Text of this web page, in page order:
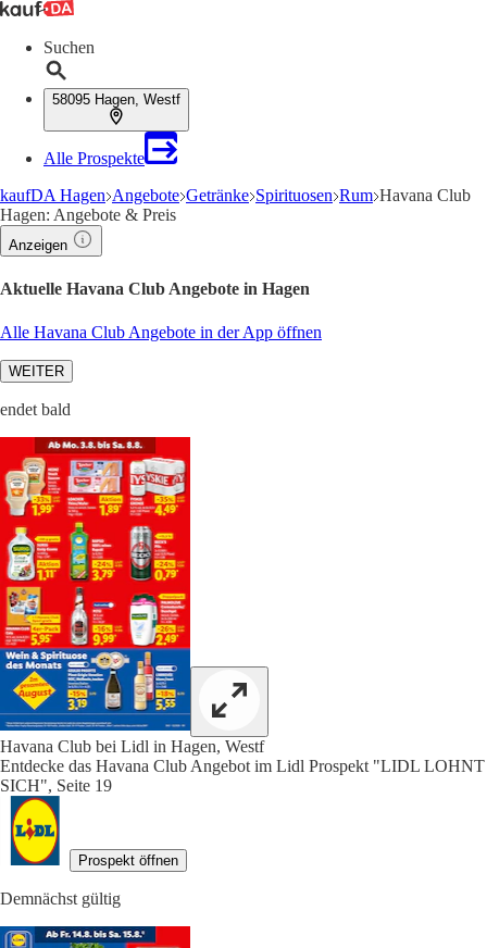
Suchen
58095 Hagen, Westf
Alle Prospekte
kaufDA Hagen Angebote Getränke Spirituosen Rum Havana Club
Hagen: Angebote & Preis
Anzeigen
Aktuelle Havana Club Angebote in Hagen
Alle Havana Club Angebote in der App öffnen
WEITER
endet bald
Havana Club bei Lidl in Hagen, Westf
Entdecke das Havana Club Angebot im Lidl Prospekt "LIDL LOHNT
SICH", Seite 19
Prospekt öffnen
Demnächst gültig